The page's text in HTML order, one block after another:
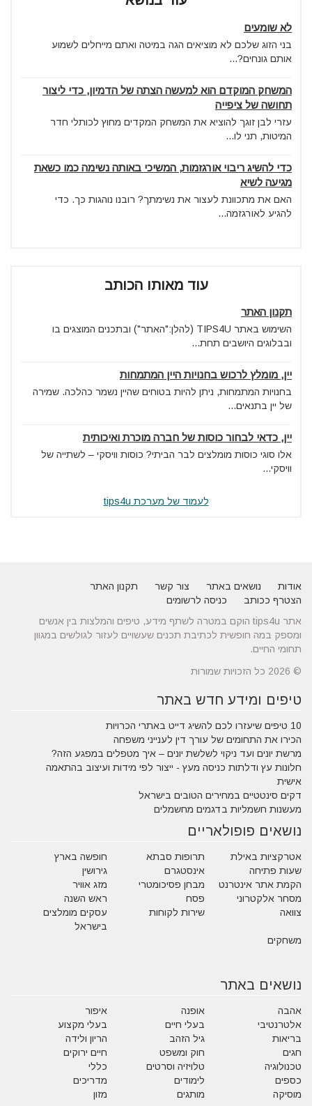
לא שומעים
בני הזוג שלכם לא מוציאים הגה במיטה ואתם מייחלים לשמוע
אותם גונחים?...
המשחק המוקדם הוא למעשה הצתה של הדמיון, כדי ליצור
תחושה של ציפייה
עזרי לבן זוגך להוציא את המשחק המקדים מחוץ לכותלי חדר
המיטות, תני לו...
כדי להשיג ריבוי אורגזמות, המשיכי באותה נשימה כמו כשאת
מגיעה לשיא
האם את מתכוונת לעצור את נשימתך? רובנו נוהגות כך. כדי
להגיע לאורגזמה...
עוד מאותו הכותב
תקנון האתר
השימוש באתר TIPS4U (להלן:"האתר") ובתכנים המוצגים בו
ובבלוגים היושבים תחת...
יין, מומלץ לרכוש בחנויות היין המתמחות
בחנויות המתמחות, ניתן להיות בטוחים שהיין נשמר כהלכה. שמירה
של יין בתנאים...
יין, כדאי לבחור כוסות של חברה מוכרת ואיכותית
אלו סוגי כוסות מומלצים לבר הביתי? כוסות וויסקי – לשתייה של
וויסקי...
לעמוד של מערכת tips4u
אודות נושאים באתר צור קשר
תקנון האתר
הצטרף ככותב
כניסה לרשומים
אתר tips4u הוקם במטרה לשתף מידע, טיפים והמלצות בין אנשים
ומספק במה חופשית לכתיבת תכנים שעשויים לעזור לגולשים במגוון
תחומי החיים.
© 2026 כל הזכויות שמורות
טיפים ומידע חדש באתר
10 טיפים שיעזרו לכם להשיג דייט באתרי הכרויות
הכירו את התחומים של עורך דין לענייני משפחה
מרשת יונים ועד ניקוי לשלשת יונים – איך מטפלים במפגע הזה?
חלונות עץ ודלתות כניסה מעץ - ייצור לפי מידות ועיצוב בהתאמה
אישית
דקים סינטטיים במחירים הטובים בישראל
מעשנות חשמליות בדגמים מחשמלים
נושאים פופולאריים
אטרקציות באילת תרופות סבתא
חופשה בארץ
שעות פתיחה
אינסטגרם
גירושין
הקמת אתר אינטרנט
מבחן פסיכומטרי
מזג אוויר
מסחר אלקטרוני
פסח
ראש השנה
צוואה
שירות לקוחות
עסקים מומלצים
בישראל
משחקים
נושאים באתר
אהבה אופנה
איפור
אלטרנטיבי
בעלי חיים
בעלי מקצוע
בריאות
גיל הזהב
הריון ולידה
חגים
חוק ומשפט
חיים ירוקים
טכנולוגיה
טלויזיה וסרטים
כללי
כספים
לימודים
מדריכים
מוסיקה
מותגים
מזון